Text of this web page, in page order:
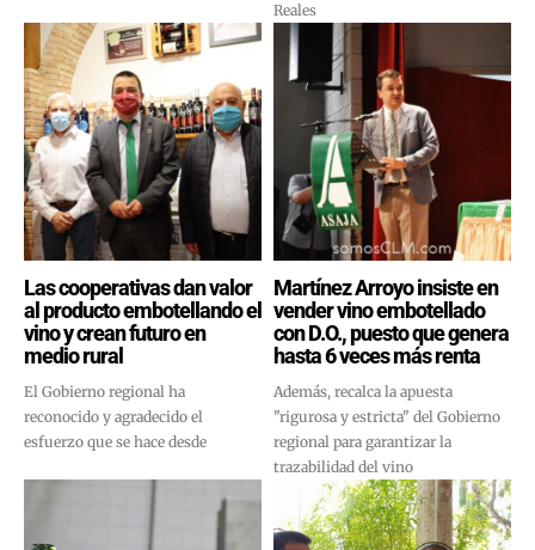
Reales
Las cooperativas dan valor
al producto embotellando el
vino y crean futuro en
medio rural
El Gobierno regional ha
reconocido y agradecido el
esfuerzo que se hace desde
Martínez Arroyo insiste en
vender vino embotellado
con D.O., puesto que genera
hasta 6 veces más renta
Además, recalca la apuesta
"rigurosa y estricta" del Gobierno
regional para garantizar la
trazabilidad del vino